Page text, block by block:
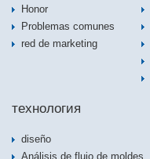
Honor
Problemas comunes
red de marketing
технология
diseño
Análisis de flujo de moldes